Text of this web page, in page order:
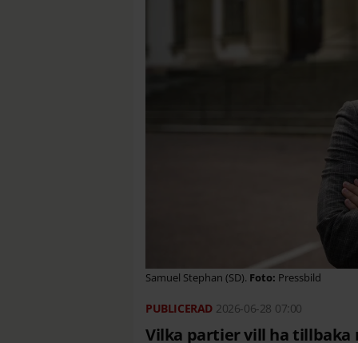
Samuel Stephan (SD). Pressbild
2026-06-28 07:00
Vilka partier vill ha tillbaka